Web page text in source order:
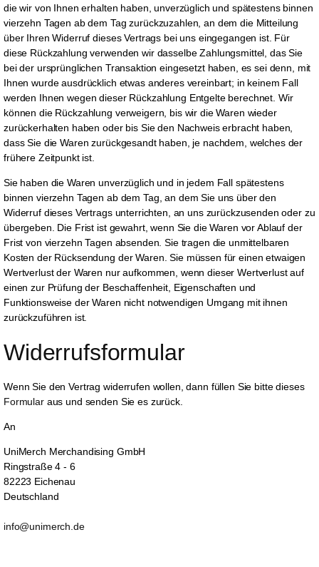
die wir von Ihnen erhalten haben, unverzüglich und spätestens binnen
vierzehn Tagen ab dem Tag zurückzuzahlen, an dem die Mitteilung
über Ihren Widerruf dieses Vertrags bei uns eingegangen ist. Für
diese Rückzahlung verwenden wir dasselbe Zahlungsmittel, das Sie
bei der ursprünglichen Transaktion eingesetzt haben, es sei denn, mit
Ihnen wurde ausdrücklich etwas anderes vereinbart; in keinem Fall
werden Ihnen wegen dieser Rückzahlung Entgelte berechnet. Wir
können die Rückzahlung verweigern, bis wir die Waren wieder
zurückerhalten haben oder bis Sie den Nachweis erbracht haben,
dass Sie die Waren zurückgesandt haben, je nachdem, welches der
frühere Zeitpunkt ist.
Sie haben die Waren unverzüglich und in jedem Fall spätestens
binnen vierzehn Tagen ab dem Tag, an dem Sie uns über den
Widerruf dieses Vertrags unterrichten, an uns zurückzusenden oder zu
übergeben. Die Frist ist gewahrt, wenn Sie die Waren vor Ablauf der
Frist von vierzehn Tagen absenden. Sie tragen die unmittelbaren
Kosten der Rücksendung der Waren. Sie müssen für einen etwaigen
Wertverlust der Waren nur aufkommen, wenn dieser Wertverlust auf
einen zur Prüfung der Beschaffenheit, Eigenschaften und
Funktionsweise der Waren nicht notwendigen Umgang mit ihnen
zurückzuführen ist.
Widerrufsformular
Wenn Sie den Vertrag widerrufen wollen, dann füllen Sie bitte dieses
Formularaus und senden Sie es zurück.
An
UniMerch Merchandising GmbH
Ringstraße 4 - 6
82223 Eichenau
Deutschland
info@unimerch.de